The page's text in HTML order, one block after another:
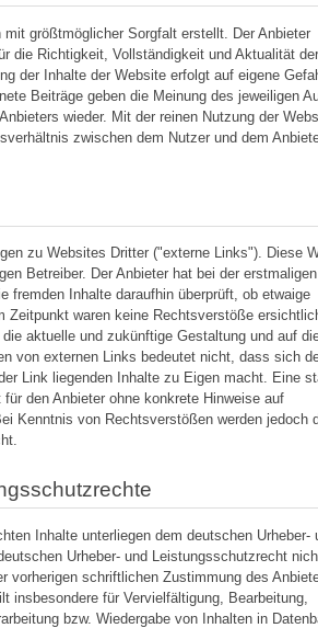
größtmöglicher Sorgfalt erstellt. Der Anbieter
die Richtigkeit, Vollständigkeit und Aktualität der
der Inhalte der Website erfolgt auf eigene
Beiträge geben die Meinung des jeweiligen
wieder. Mit der reinen Nutzung der
zwischen dem Nutzer und dem
zu Websites Dritter ("externe Links"). Diese
Betreiber. Der Anbieter hat bei der erstmaligen
fremden Inhalte daraufhin überprüft, ob etwaige
Zeitpunkt waren keine Rechtsverstöße
aktuelle und zukünftige Gestaltung und auf
von externen Links bedeutet nicht, dass sich
Link liegenden Inhalte zu Eigen macht. Eine
den Anbieter ohne konkrete Hinweise auf
Kenntnis von Rechtsverstößen werden jedoch
Inhalte unterliegen dem deutschen Urheber-
Urheber- und Leistungsschutzrecht
vorherigen schriftlichen Zustimmung des
insbesondere für Vervielfältigung, Bearbeitung,
bzw. Wiedergabe von Inhalten in